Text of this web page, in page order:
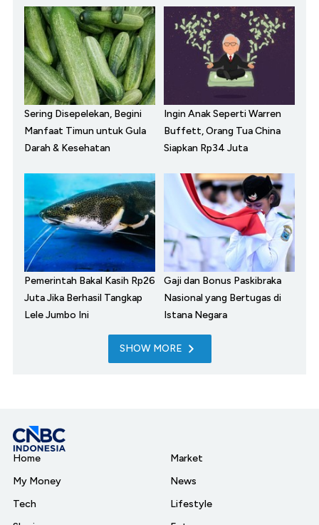
Sering Disepelekan, Begini
Manfaat Timun untuk Gula
Darah & Kesehatan
Ingin Anak Seperti Warren
Buffett, Orang Tua China
Siapkan Rp34 Juta
Pemerintah Bakal Kasih Rp26
Juta Jika Berhasil Tangkap
Lele Jumbo Ini
Gaji dan Bonus Paskibraka
Nasional yang Bertugas di
Istana Negara
SHOW MORE
Home
My Money
Tech
Market
News
Lifestyle